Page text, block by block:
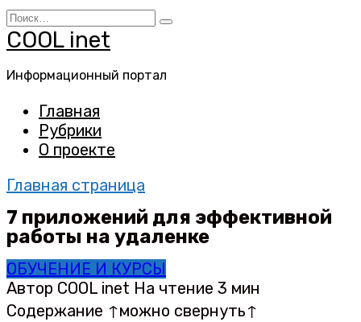
Перейти
к
содержанию
Search
for:
COOL inet
Информационный портал
Главная
Рубрики
О проекте
Главная страница
7 приложений для эффективной
работы на удаленке
ОБУЧЕНИЕ И КУРСЫ
Автор COOL inet На чтение 3 мин
Содержание ↑можно свернуть↑